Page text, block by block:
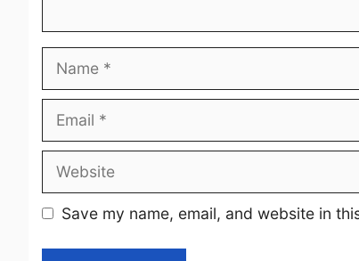
Save my name, email, and website in